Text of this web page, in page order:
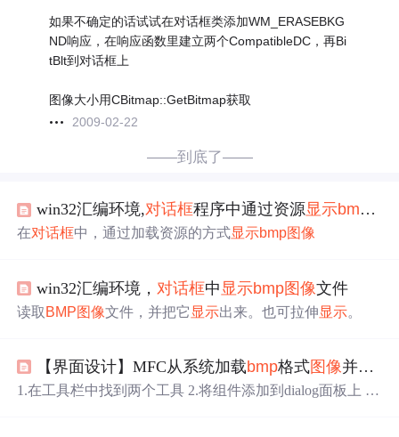
如果不确定的话试试在对话框类添加WM_ERASEBKG
ND响应，在响应函数里建立两个CompatibleDC，再Bi
tBlt到对话框上
图像大小用CBitmap::GetBitmap获取
2009-02-22
——到底了——
win32汇编环境,对话框程序中通过资源显示bmp 图
在对话框中，通过加载资源的方式显示bmp图像
win32汇编环境， 对话框中 显示bmp图像文件
读取 BMP图像文件，并把它 显示出来。也可拉伸显示。
【界面设计】MFC从系统加载bmp格式图像并显示
1.在工具栏中找到两个工具 2.将组件添加到dialog面板上 注